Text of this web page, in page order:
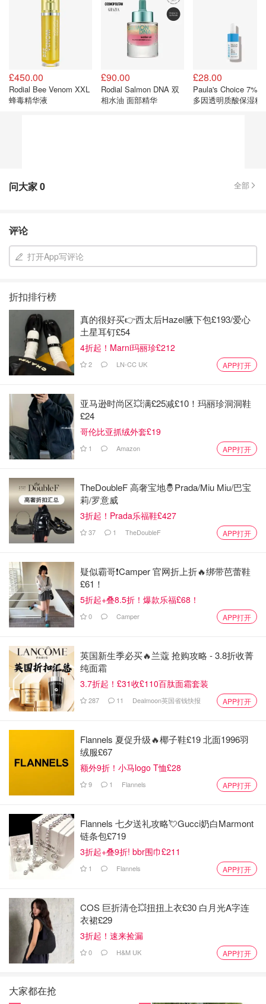
£450.00
Rodial Bee Venom XXL
蜂毒精华液
£90.00
Rodial Salmon DNA 双
相水油 面部精华
£28.00
Paula's Choice 7%
多因透明质酸保湿精
问大家0 全部
评论
打开App写评论
折扣排行榜
真的很好买👉西太后Hazel腋下包£193/爱心
土星耳钉£54
4折起！Marni玛丽珍£212
2 LN-CC UK APP打开
亚马逊时尚区💥满£25减£10！玛丽珍洞洞鞋
£24
哥伦比亚抓绒外套£19
1 Amazon APP打开
TheDoubleF 高奢宝地🤴Prada/Miu Miu/巴宝
莉/罗意威
3折起！Prada乐福鞋£427
37 1 TheDoubleF APP打开
疑似霸哥❗️Camper 官网折上折🔥绑带芭蕾鞋
£61！
5折起+叠8.5折！爆款乐福£68！
0 Camper APP打开
英国新生季必买🔥兰蔻 抢购攻略 - 3.8折收菁
纯面霜
3.7折起！£31收£110百肽面霜套装
287 11 Dealmoon英国省钱快报 APP打开
Flannels 夏促升级🔥椰子鞋£19 北面1996羽
绒服£67
额外9折！小马logo T恤£28
9 1 Flannels APP打开
Flannels 七夕送礼攻略💘Gucci奶白Marmont
链条包£719
3折起+叠9折! bbr围巾£211
1 Flannels APP打开
COS 巨折清仓💥扭扭上衣£30 白月光A字连
衣裙£29
3折起！速来捡漏
0 H&M UK APP打开
大家都在抢